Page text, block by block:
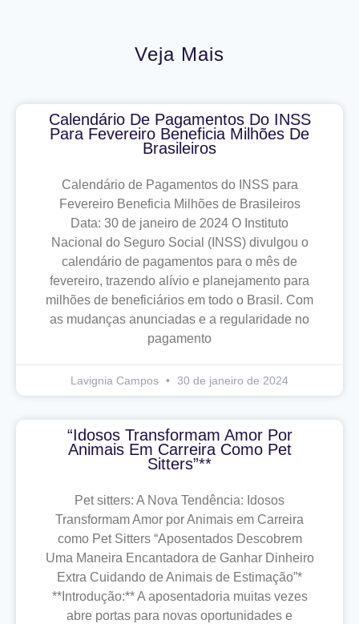
Veja Mais
Calendário De Pagamentos Do INSS
Para Fevereiro Beneficia Milhões De
Brasileiros
Calendário de Pagamentos do INSS para
Fevereiro Beneficia Milhões de Brasileiros
Data: 30 de janeiro de 2024 O Instituto
Nacional do Seguro Social (INSS) divulgou o
calendário de pagamentos para o mês de
fevereiro, trazendo alívio e planejamento para
milhões de beneficiários em todo o Brasil. Com
as mudanças anunciadas e a regularidade no
pagamento
Lavignia Campos 30 de janeiro de 2024
“Idosos Transformam Amor Por
Animais Em Carreira Como Pet
Sitters”**
Pet sitters: A Nova Tendência: Idosos
Transformam Amor por Animais em Carreira
como Pet Sitters “Aposentados Descobrem
Uma Maneira Encantadora de Ganhar Dinheiro
Extra Cuidando de Animais de Estimação”*
**Introdução:** A aposentadoria muitas vezes
abre portas para novas oportunidades e